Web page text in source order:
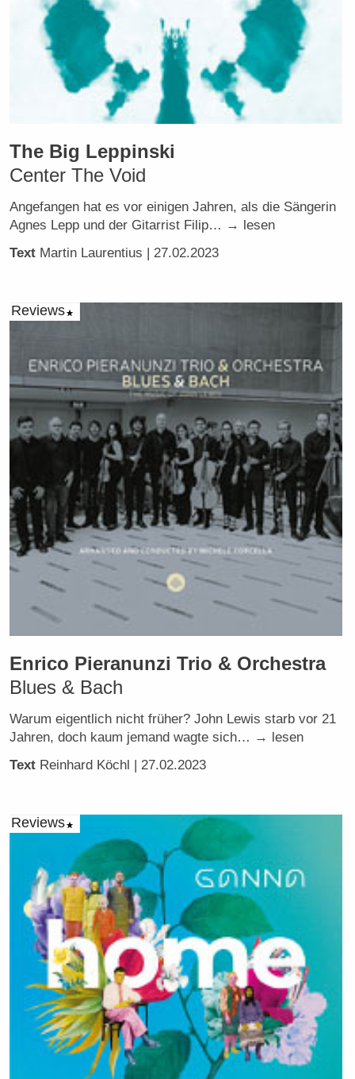
The Big Leppinski
Center The Void
Angefangen hat es vor einigen Jahren, als die Sängerin
Agnes Lepp und der Gitarrist Filip… → lesen
Text Martin Laurentius | 27.02.2023
Reviews
Enrico Pieranunzi Trio & Orchestra
Blues & Bach
Warum eigentlich nicht früher? John Lewis starb vor 21
Jahren, doch kaum jemand wagte sich… → lesen
Text Reinhard Köchl | 27.02.2023
Reviews